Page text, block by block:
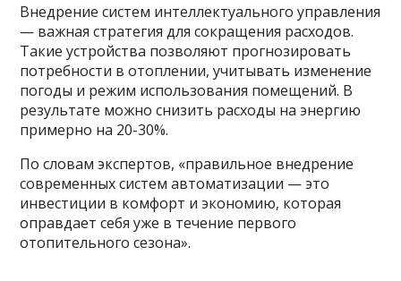
Внедрение систем интеллектуального управления
— важная стратегия для сокращения расходов.
Такие устройства позволяют прогнозировать
потребности в отоплении, учитывать изменение
погоды и режим использования помещений. В
результате можно снизить расходы на энергию
примерно на 20-30%.
По словам экспертов, «правильное внедрение
современных систем автоматизации — это
инвестиции в комфорт и экономию, которая
оправдает себя уже в течение первого
отопительного сезона».